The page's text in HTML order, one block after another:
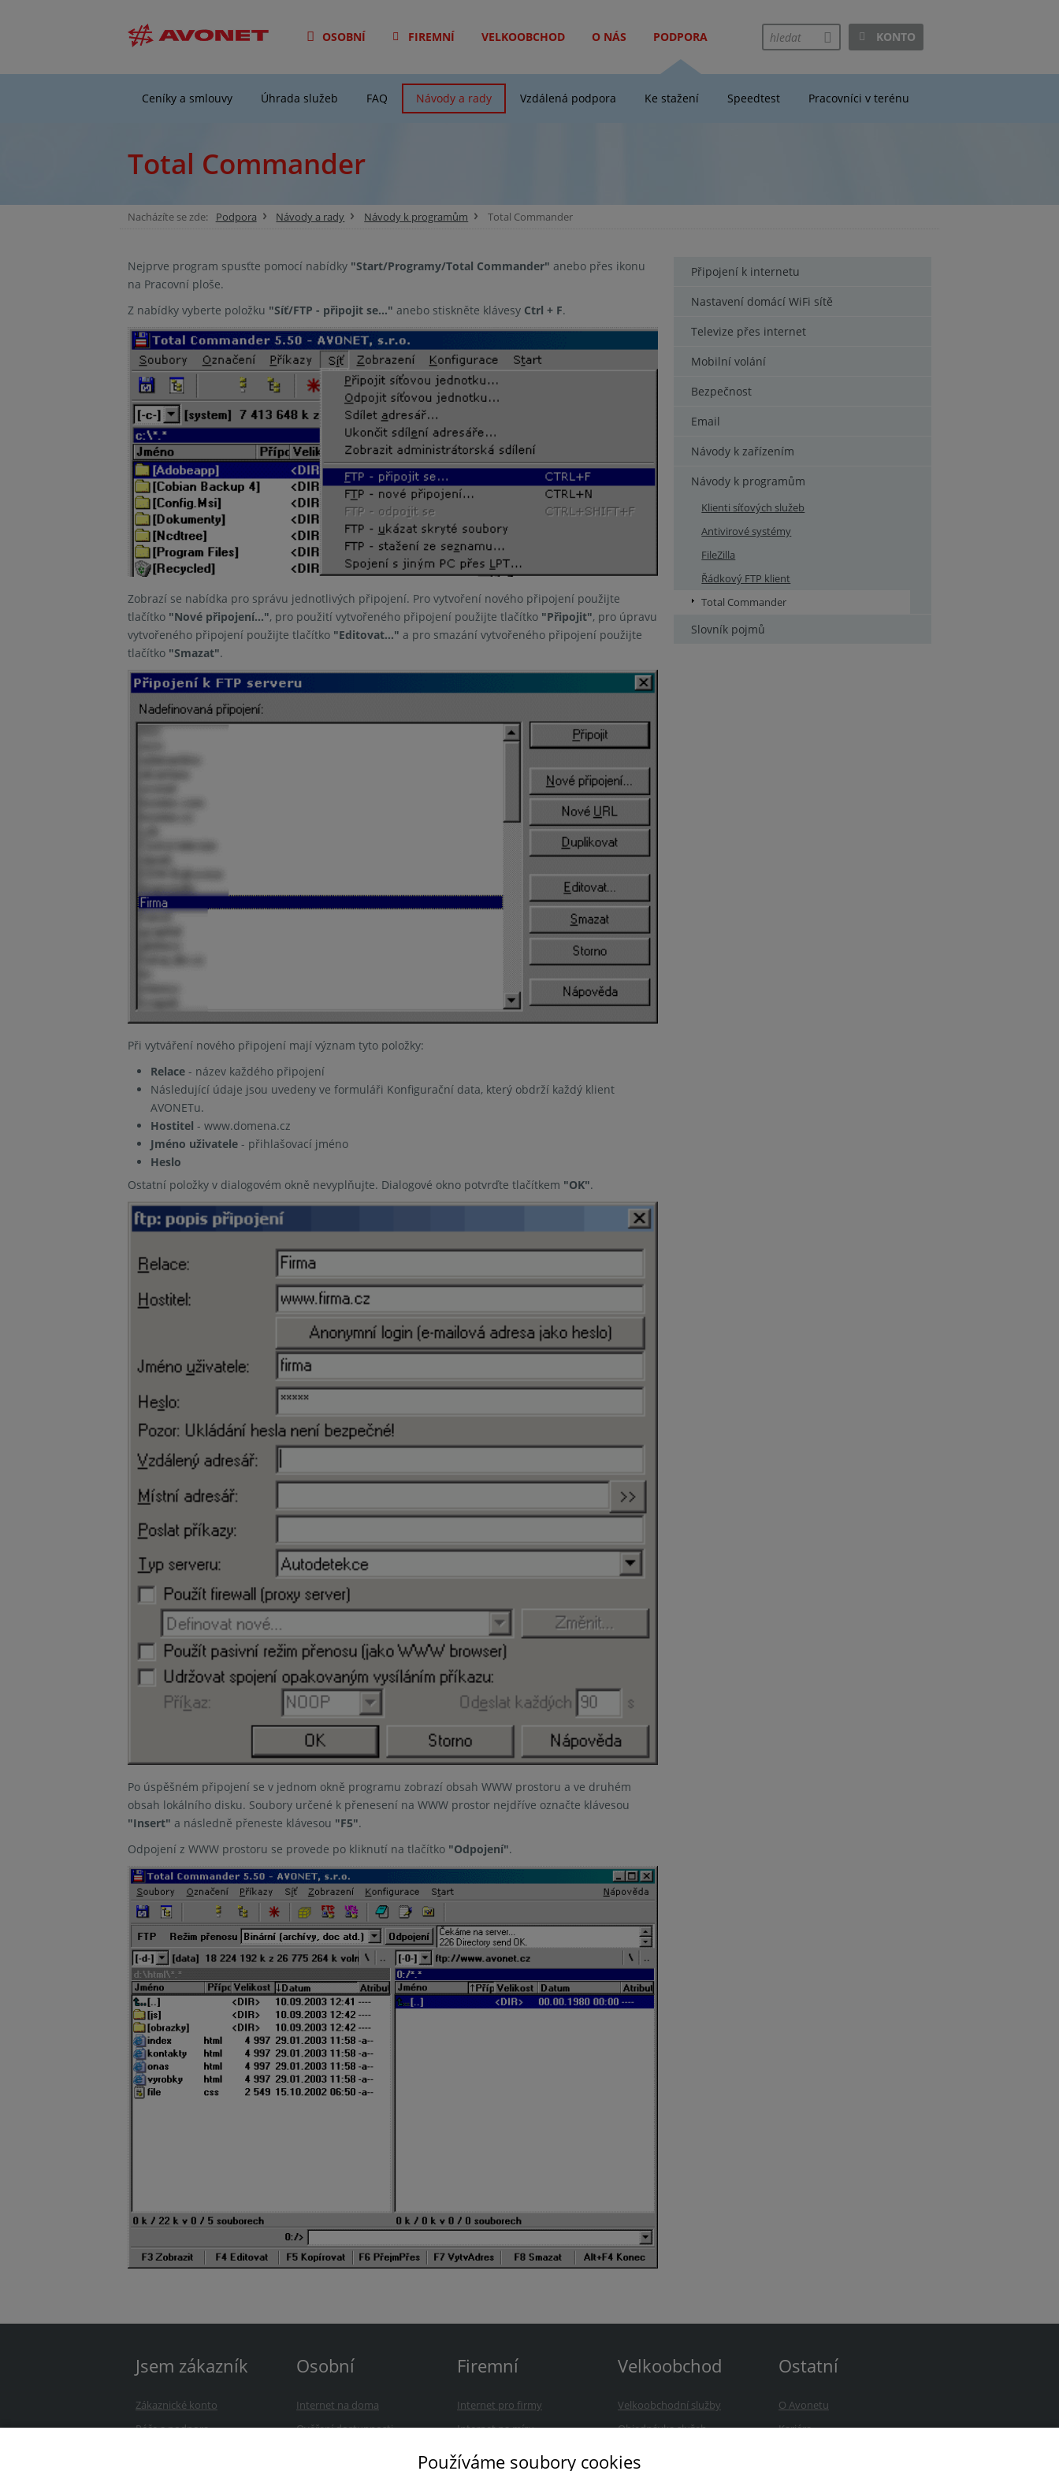
KONTO
OSOBNÍ FIREMNÍ VELKOOBCHOD O NÁS PODPORA
Ceníky a smlouvy Úhrada služeb FAQ Návody a rady Vzdálená podpora Ke stažení Speedtest Pracovníci v terénu
Total Commander
Nacházíte se zde: Podpora Návody a rady Návody k programům Total Commander
Nejprve program spusťte pomocí nabídky "Start/Programy/Total Commander" anebo přes ikonu
na Pracovní ploše.
Z nabídky vyberte položku "Síť/FTP - připojit se..." anebo stiskněte klávesy Ctrl + F.
Zobrazí se nabídka pro správu jednotlivých připojení. Pro vytvoření nového připojení použijte
tlačítko "Nové připojení...", pro použití vytvořeného připojení použijte tlačítko "Připojit", pro úpravu
vytvořeného připojení použijte tlačítko "Editovat..." a pro smazání vytvořeného připojení použijte
tlačítko "Smazat".
Při vytváření nového připojení mají význam tyto položky:
Relace - název každého připojení
Následující údaje jsou uvedeny ve formuláři Konfigurační data, který obdrží každý klient
AVONETu.
Hostitel - www.domena.cz
Jméno uživatele - přihlašovací jméno
Heslo
Ostatní položky v dialogovém okně nevyplňujte. Dialogové okno potvrďte tlačítkem "OK".
Po úspěšném připojení se v jednom okně programu zobrazí obsah WWW prostoru a ve druhém
obsah lokálního disku. Soubory určené k přenesení na WWW prostor nejdříve označte klávesou
"Insert" a následně přeneste klávesou "F5".
Odpojení z WWW prostoru se provede po kliknutí na tlačítko "Odpojení".
Připojení k internetu
Nastavení domácí WiFi sítě
Televize přes internet
Mobilní volání
Bezpečnost
Email
Návody k zařízením
Návody k programům
Klienti síťových služeb
Antivirové systémy
FileZilla
Řádkový FTP klient
Total Commander
Slovník pojmů
Jsem zákazník
Zákaznické konto
Péče a podpora
Osobní
Internet na doma
Ověření dostupnosti
Firemní
Internet pro firmy
Internet na míru
Reference
Velkoobchod
Velkoobchodní služby
Objednávka služeb
Často kladené otázky
Ostatní
O Avonetu
Kariéra
Používáme soubory cookies